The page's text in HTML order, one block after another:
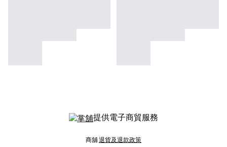
提供電子商貿服務
商舖退貨及退款政策